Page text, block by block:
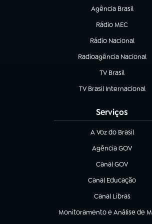
Agência Brasil
(abre em nova aba)
Rádio MEC
Rádio Nacional
(abre em nova aba)
Radioagência Nacional
(abre em nova aba)
TV Brasil
(abre em nova
TV Brasil Internacional
(abre em nova aba)
Serviços
A Voz do Brasil
(abre em nova aba)
Agência GOV
(abre em nova aba)
Canal GOV
(abre em nova aba)
Canal Educação
(abre em nova aba)
Canal Libras
(abre em nova aba)
Monitoramento e Análise de
(abre em nova aba)